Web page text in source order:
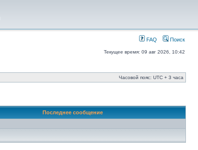
FAQ Поиск
Текущее время: 09 авг 2026, 10:42
Часовой пояс: UTC + 3 часа
Последнее сообщение